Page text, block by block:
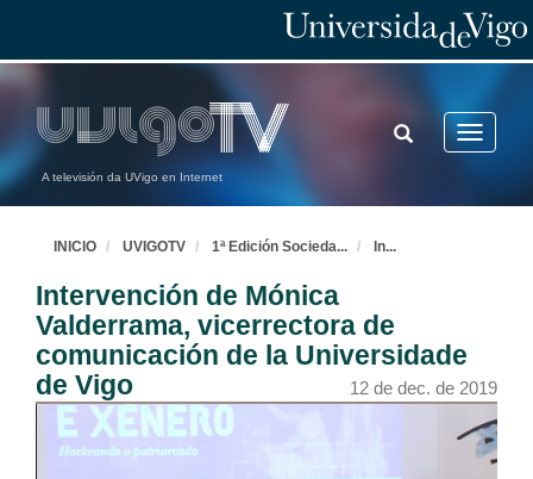
A televisión da UVigo en Internet
Toggle
TOGGLE
SEARCH
INICIO UVIGOTV 1ª Edición Socieda... In...
Intervención de Mónica
Valderrama, vicerrectora de
comunicación de la Universidade
de Vigo
12 de dec. de 2019